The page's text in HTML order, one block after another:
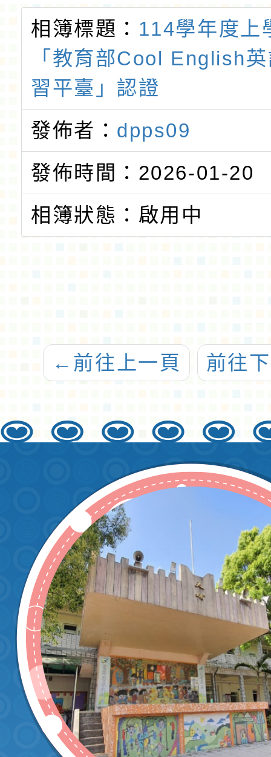
相簿標題： 114學年度上
「教育部Cool English
習平臺」認證
發佈者： dpps09
發佈時間：2026-01-20
相簿狀態：啟用中
← 前往上一頁 前往